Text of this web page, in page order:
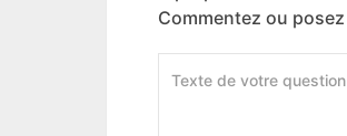
Commentez ou